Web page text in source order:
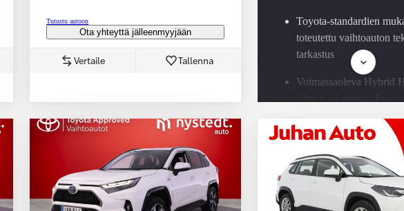
Tutustu autoon
Ota yhteyttä jälleenmyyjään
Vertaile Tallenna
Toyota-standardien
toteutettu vaihtoauton
tarkastus
Voimassaoleva Hybrid
Saatavilla Easy
rahoitus ja Toyota